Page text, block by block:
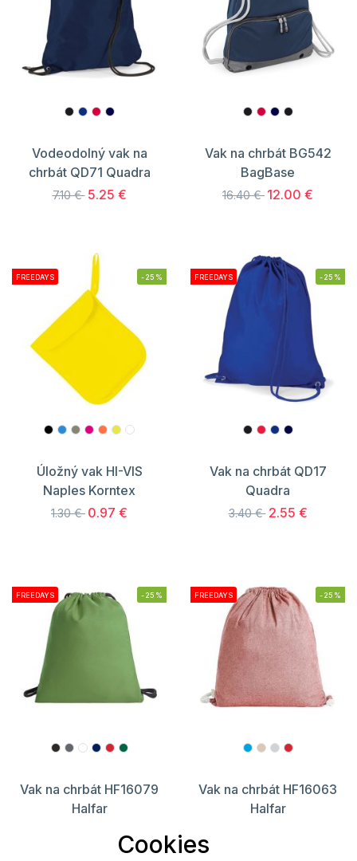
Vodeodolný vak na
chrbát QD71 Quadra
7.10 € 5.25 €
Vak na chrbát BG542
BagBase
16.40 € 12.00 €
FREEDAYS -25%
Úložný vak HI-VIS
Naples Korntex
1.30 € 0.97 €
FREEDAYS -25%
Vak na chrbát QD17
Quadra
3.40 € 2.55 €
FREEDAYS -25%
Vak na chrbát HF16079
Halfar
FREEDAYS -25%
Vak na chrbát HF16063
Halfar
Cookies